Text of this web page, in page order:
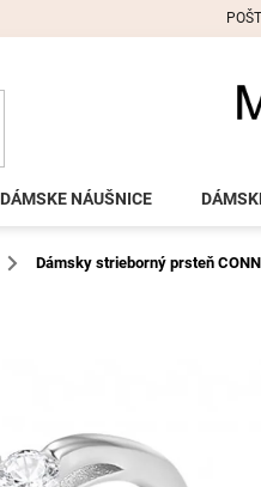
DÁMSKE NÁUŠNICE
Dámsky strieborný prsteň